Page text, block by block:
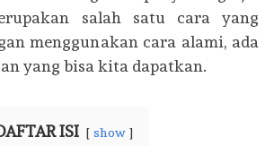
salah satu cara yang
menggunakan cara alami, ada
yang bisa kita dapatkan.
ISI show